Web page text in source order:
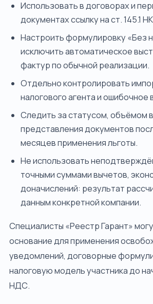
Использовать в договорах и
документах ссылку на ст. 145.1
Настроить формулировку «Без
исключить автоматическое
фактур по обычной реализации.
Отдельно контролировать
налогового агента и
Следить за статусом, объёмом
представления документов
месяцев применения льготы.
Не использовать
точными суммами вычетов,
доначислений: результат
данным конкретной компании.
Специалисты «Реестр Гарант»
основание для применения
уведомлений, договорные
налоговую модель участника до
НДС.